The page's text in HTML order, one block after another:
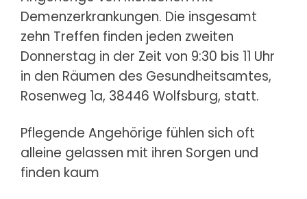
Demenzerkrankungen. Die insgesamt
zehn Treffen finden jeden zweiten
Donnerstag in der Zeit von 9:30 bis 11 Uhr
in den Räumen des Gesundheitsamtes,
Rosenweg 1a, 38446 Wolfsburg, statt.
Pflegende Angehörige fühlen sich oft
alleine gelassen mit ihren Sorgen und
finden kaum